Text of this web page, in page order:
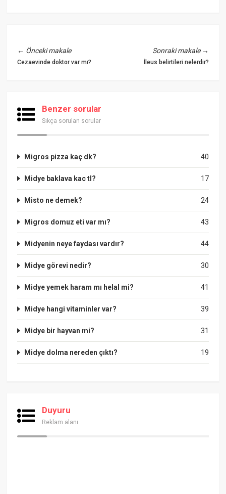
← Önceki makale
Cezaevinde doktor var mı?
Sonraki makale→
İleus belirtileri nelerdir?
Benzer sorular
Sıkça sorulan sorular
40
Migros pizza kaç dk?
17
Midye baklava kac tl?
24
Misto ne demek?
43
Migros domuz eti var mı?
44
Midyenin neye faydası vardır?
30
Midye görevi nedir?
41
Midye yemek haram mı helal mi?
39
Midye hangi vitaminler var?
31
Midye bir hayvan mi?
19
Midye dolma nereden çıktı?
Duyuru
Reklam alanı